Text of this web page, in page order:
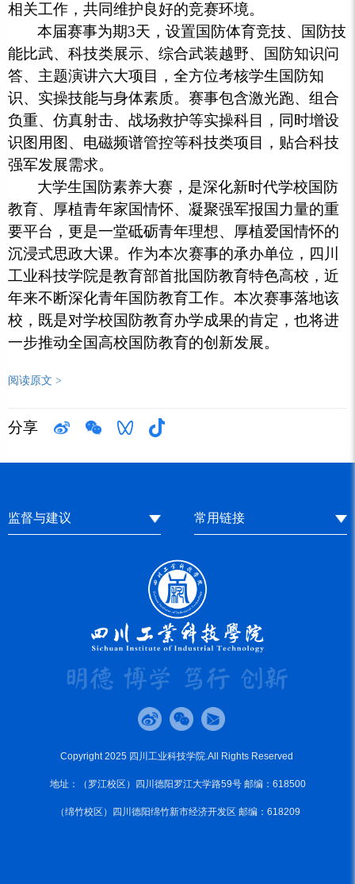
相关工作，共同维护良好的竞赛环境。
本届赛事为期3天，设置国防体育竞技、国防技
能比武、科技类展示、综合武装越野、国防知识问
答、主题演讲六大项目，全方位考核学生国防知
识、实操技能与身体素质。赛事包含激光跑、组合
负重、仿真射击、战场救护等实操科目，同时增设
识图用图、电磁频谱管控等科技类项目，贴合科技
强军发展需求。
大学生国防素养大赛，是深化新时代学校国防
教育、厚植青年家国情怀、凝聚强军报国力量的重
要平台，更是一堂砥砺青年理想、厚植爱国情怀的
沉浸式思政大课。作为本次赛事的承办单位，四川
工业科技学院是教育部首批国防教育特色高校，近
年来不断深化青年国防教育工作。本次赛事落地该
校，既是对学校国防教育办学成果的肯定，也将进
一步推动全国高校国防教育的创新发展。
阅读原文 >
分享
监督与建议 常用链接
Copyright 2025 四川工业科技学院.All Rights Reserved
地址：（罗江校区）四川德阳罗江大学路59号 邮编：618500
（绵竹校区）四川德阳绵竹新市经济开发区 邮编：618209